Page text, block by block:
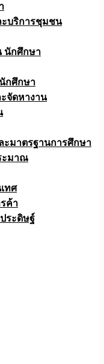
ะบริการชุมชน
นักศึกษา
กศึกษา
จัดหางาน
มาตรฐานการศึกษา
ะมาณ
ทศ
ค้า
ระดิษฐ์